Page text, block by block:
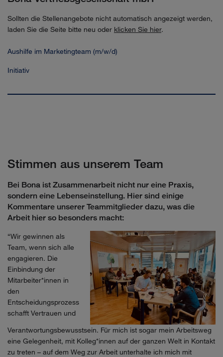
Sollten die Stellenangebote nicht automatisch angezeigt werden,
laden Sie die Seite bitte neu oder klicken Sie hier.
Aushilfe im Marketingteam (m/w/d)
Initiativ
Stimmen aus unserem Team
Bei Bona ist Zusammenarbeit nicht nur eine Praxis,
sondern eine Lebenseinstellung. Hier sind einige
Kommentare unserer Teammitglieder dazu, was die
Arbeit hier so besonders macht:
“Wir gewinnen als
Team, wenn sich alle
engagieren. Die
Einbindung der
Mitarbeiter*innen in
den
Entscheidungsprozess
schafft Vertrauen und
Verantwortungsbewusstsein. Für mich ist sogar mein Arbeitsweg
eine Gelegenheit, mit Kolleg*innen auf der ganzen Welt in Kontakt
zu treten – auf dem Weg zur Arbeit unterhalte ich mich mit